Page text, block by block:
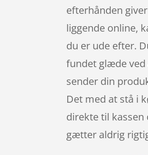
efterhånden
liggende online,
du er ude efter.
fundet glæde ved
sender din
Det med at stå i
direkte til kassen
gætter aldrig